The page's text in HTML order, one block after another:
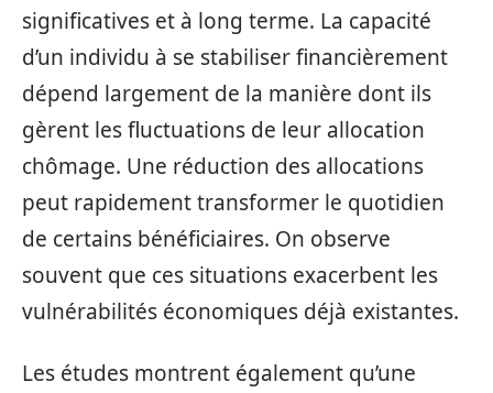
significatives et à long terme. La capacité
d’un individu à se stabiliser financièrement
dépend largement de la manière dont ils
gèrent les fluctuations de leur allocation
chômage. Une réduction des allocations
peut rapidement transformer le quotidien
de certains bénéficiaires. On observe
souvent que ces situations exacerbent les
vulnérabilités économiques déjà existantes.
Les études montrent également qu’une